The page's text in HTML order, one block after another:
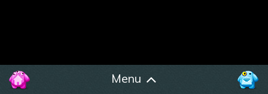
Menu